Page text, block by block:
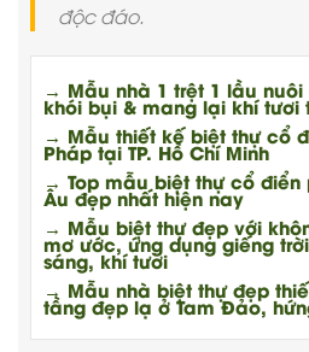
độc đáo.
→ Mẫu nhà 1 trệt 1 lầu
khói bụi & mang lại khí tươi
→ Mẫu thiết kế biệt thự cổ
Pháp tại TP. Hồ Chí Minh
→ Top mẫu biệt thự cổ
Âu đẹp nhất hiện nay
→ Mẫu biệt thự đẹp với
mơ ước, ứng dụng giếng
sáng, khí tươi
→ Mẫu nhà biệt thự đẹp
tầng đẹp lạ ở Tam Đảo,